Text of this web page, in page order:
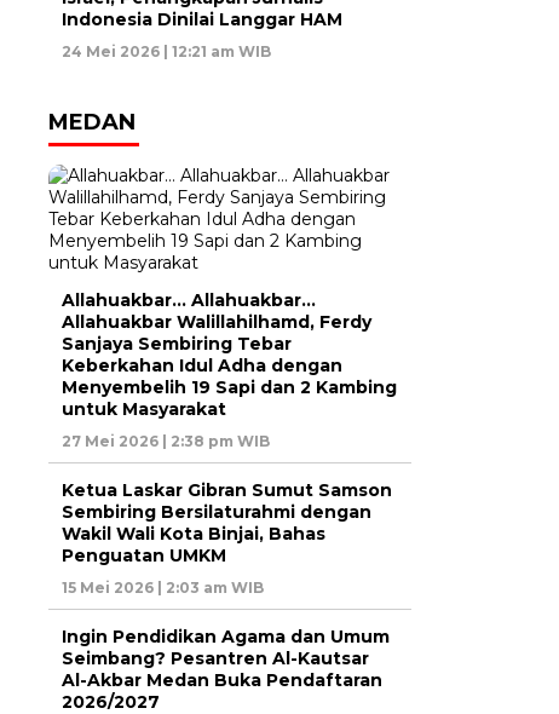
Indonesia Dinilai Langgar HAM
24 Mei 2026 | 12:21 am WIB
MEDAN
Allahuakbar… Allahuakbar…
Allahuakbar Walillahilhamd, Ferdy
Sanjaya Sembiring Tebar
Keberkahan Idul Adha dengan
Menyembelih 19 Sapi dan 2 Kambing
untuk Masyarakat
27 Mei 2026 | 2:38 pm WIB
Ketua Laskar Gibran Sumut Samson
Sembiring Bersilaturahmi dengan
Wakil Wali Kota Binjai, Bahas
Penguatan UMKM
15 Mei 2026 | 2:03 am WIB
Ingin Pendidikan Agama dan Umum
Seimbang? Pesantren Al-Kautsar
Al-Akbar Medan Buka Pendaftaran
2026/2027